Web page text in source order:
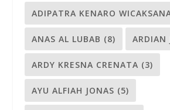
ADIPATRA KENARO
ANAS AL LUBAB (8) ARDIAN
ARDY KRESNA CRENATA (3)
AYU ALFIAH JONAS (5)